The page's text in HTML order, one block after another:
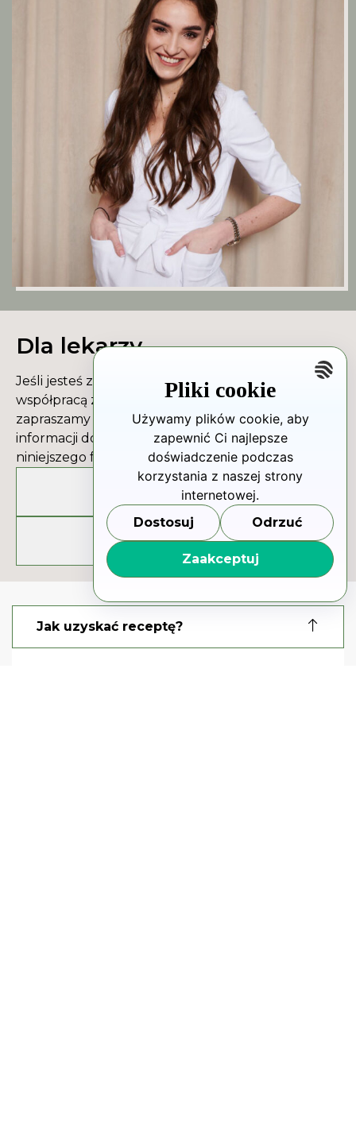
Dla lekarzy
Jeśli jesteś zainteresowany/zainteresowana
współpracą z Centrum Medycyny Konopnej,
zapraszamy do poznania bardziej szczegółowych
informacji dot. naszej oferty oraz skorzystania z
niniejszego formularza.
Zadzwoń
Napisz
Jak uzyskać receptę?
Pliki cookie
Używamy plików cookie, aby
zapewnić Ci najlepsze
doświadczenie podczas
korzystania z naszej strony
internetowej.
Dostosuj Odrzuć
Zaakceptuj